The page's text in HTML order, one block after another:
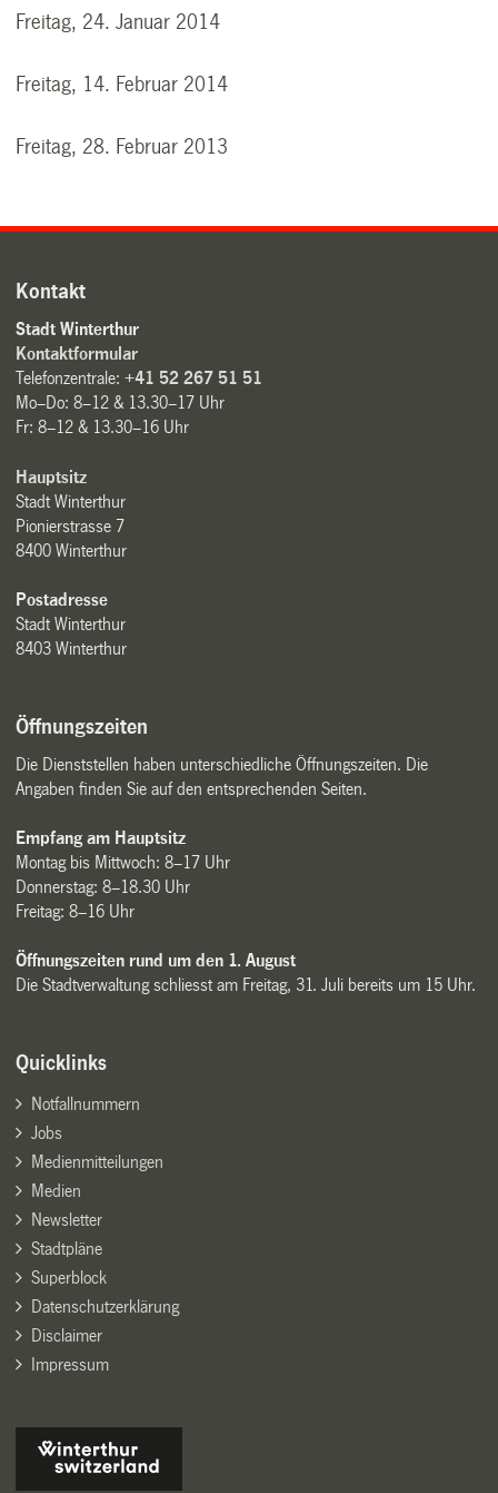
Freitag, 24. Januar 2014
Freitag, 14. Februar 2014
Freitag, 28. Februar 2013
Kontakt
Stadt Winterthur
Kontaktformular
Telefonzentrale:+41 52 267 51 51
Mo–Do: 8–12 & 13.30–17 Uhr
Fr: 8–12 & 13.30–16 Uhr
Hauptsitz
Stadt Winterthur
Pionierstrasse 7
8400 Winterthur
Postadresse
Stadt Winterthur
8403 Winterthur
Öffnungszeiten
Die Dienststellen haben unterschiedliche Öffnungszeiten. Die
Angaben finden Sie auf den entsprechenden Seiten.
Empfang am Hauptsitz
Montag bis Mittwoch: 8–17 Uhr
Donnerstag: 8–18.30 Uhr
Freitag: 8–16 Uhr
Öffnungszeiten rund um den 1. August
Die Stadtverwaltung schliesst am Freitag, 31. Juli bereits um 15 Uhr.
Quicklinks
Notfallnummern
Jobs
Medienmitteilungen
Medien
Newsletter
Stadtpläne
Superblock
Datenschutzerklärung
Disclaimer
Impressum